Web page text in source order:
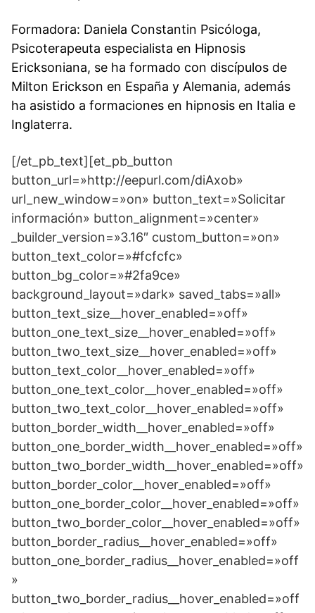
Formadora: Daniela Constantin Psicóloga,
Psicoterapeuta especialista en Hipnosis
Ericksoniana, se ha formado con discípulos de
Milton Erickson en España y Alemania, además
ha asistido a formaciones en hipnosis en Italia e
Inglaterra.
[/et_pb_text][et_pb_button
button_url=»http://eepurl.com/diAxob»
url_new_window=»on» button_text=»Solicitar
información» button_alignment=»center»
_builder_version=»3.16″ custom_button=»on»
button_text_color=»#fcfcfc»
button_bg_color=»#2fa9ce»
background_layout=»dark» saved_tabs=»all»
button_text_size__hover_enabled=»off»
button_one_text_size__hover_enabled=»off»
button_two_text_size__hover_enabled=»off»
button_text_color__hover_enabled=»off»
button_one_text_color__hover_enabled=»off»
button_two_text_color__hover_enabled=»off»
button_border_width__hover_enabled=»off»
button_one_border_width__hover_enabled=»off»
button_two_border_width__hover_enabled=»off»
button_border_color__hover_enabled=»off»
button_one_border_color__hover_enabled=»off»
button_two_border_color__hover_enabled=»off»
button_border_radius__hover_enabled=»off»
button_one_border_radius__hover_enabled=»off
»
button_two_border_radius__hover_enabled=»off